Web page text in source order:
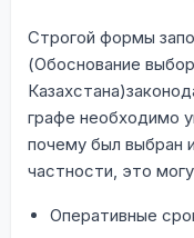
Строгой формы
(Обоснование
графе необходимо
почему был выбран
частности, это
Оперативные